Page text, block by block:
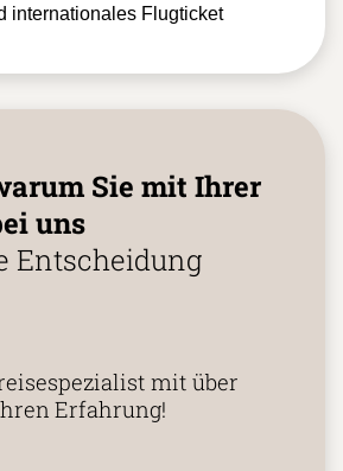
internationales Flugticket
Sie mit Ihrer
uns
Entscheidung
mit über
Erfahrung!